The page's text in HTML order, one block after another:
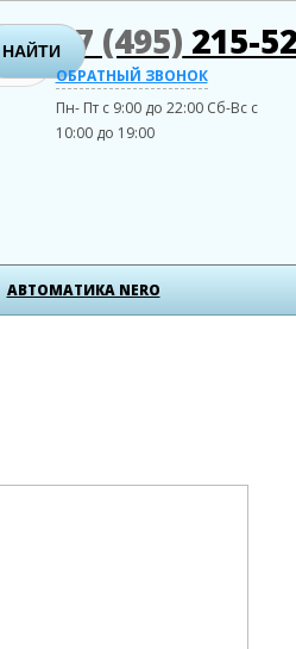
НАЙТИ+7 (495) 215-
ОБРАТНЫЙ ЗВОНОК
Пн- Пт с 9:00 до 22:00 Сб-Вс с
10:00 до 19:00
АВТОМАТИКА NERO